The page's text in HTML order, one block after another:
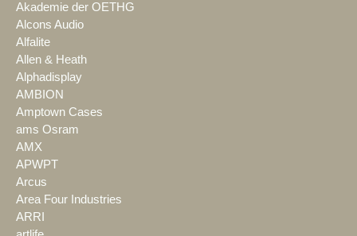
Akademie der OETHG
Alcons Audio
Alfalite
Allen & Heath
Alphadisplay
AMBION
Amptown Cases
ams Osram
AMX
APWPT
Arcus
Area Four Industries
ARRI